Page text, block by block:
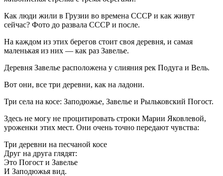
Как люди жили в Грузии во времена СССР и как живут
сейчас? Фото до развала СССР и после.
На каждом из этих берегов стоит своя деревня, и самая
маленькая из них — как раз Завелье.
Деревня Завелье расположена у слияния рек Подуга и Вель.
Вот они, все три деревни, как на ладони.
Три села на косе: Заподюжье, Завелье и Рыльковский Погост.
Здесь не могу не процитировать строки Марии Яковлевой,
уроженки этих мест. Они очень точно передают чувства:
Три деревни на песчаной косе
Друг на друга глядят:
Это Погост и Завелье
И Заподюжья вид.